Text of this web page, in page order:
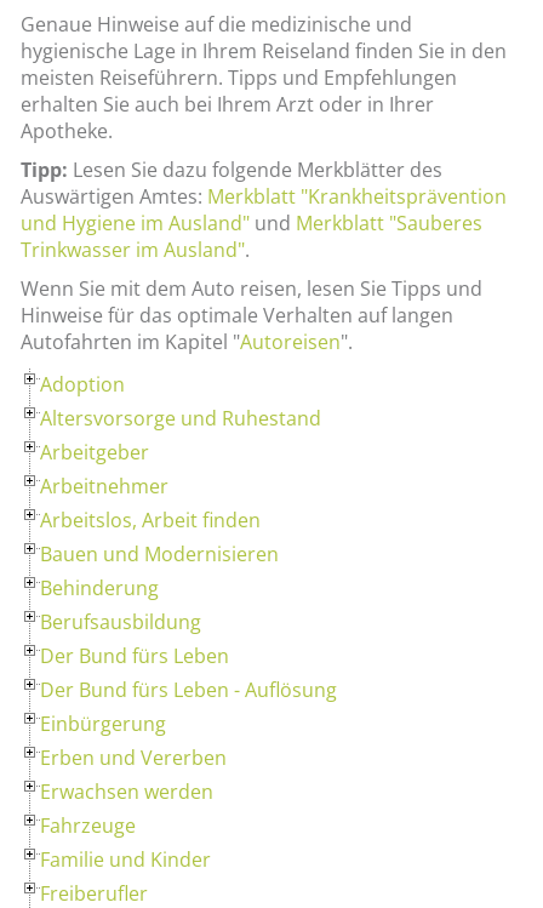
Genaue Hinweise auf die medizinische und
hygienische Lage in Ihrem Reiseland finden Sie in den
meisten Reiseführern. Tipps und Empfehlungen
erhalten Sie auch bei Ihrem Arzt oder in Ihrer
Apotheke.
Tipp: Lesen Sie dazu folgende Merkblätter des
Auswärtigen Amtes: Merkblatt "Krankheitsprävention
und Hygiene im Ausland" und Merkblatt "Sauberes
Trinkwasser im Ausland".
Wenn Sie mit dem Auto reisen, lesen Sie Tipps und
Hinweise für das optimale Verhalten auf langen
Autofahrten im Kapitel "Autoreisen".
Adoption
Altersvorsorge und Ruhestand
Arbeitgeber
Arbeitnehmer
Arbeitslos, Arbeit finden
Bauen und Modernisieren
Behinderung
Berufsausbildung
Der Bund fürs Leben
Der Bund fürs Leben - Auflösung
Einbürgerung
Erben und Vererben
Erwachsen werden
Fahrzeuge
Familie und Kinder
Freiberufler